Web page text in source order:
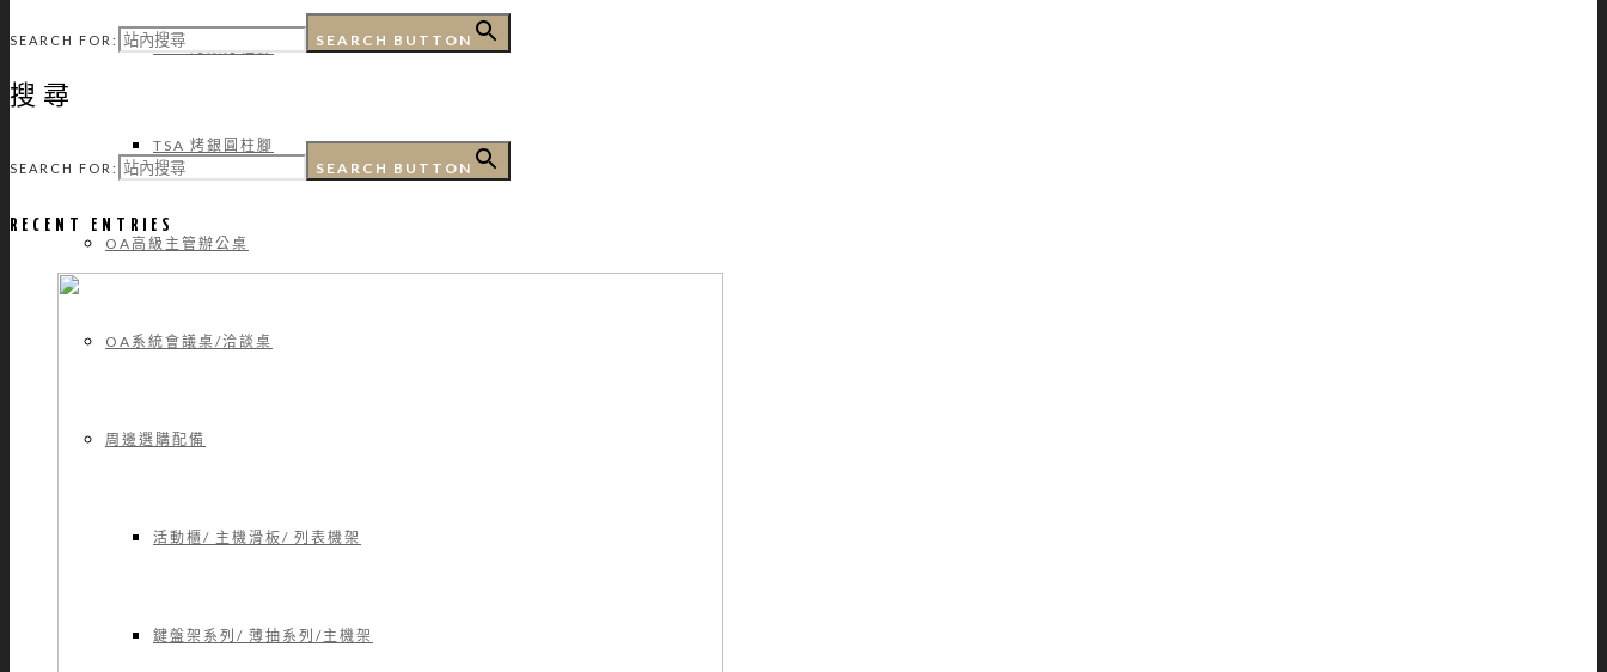
TSA 烤銀方柱腳
TSA 烤銀圓柱腳
OA高級主管辦公桌
OA系統會議桌/洽談桌
周邊選購配備
活動櫃/ 主機滑板/ 列表機架
鍵盤架系列/ 薄抽系列/主機架
SEARCH FOR: SEARCH BUTTON
搜尋
SEARCH FOR: SEARCH BUTTON
RECENT ENTRIES